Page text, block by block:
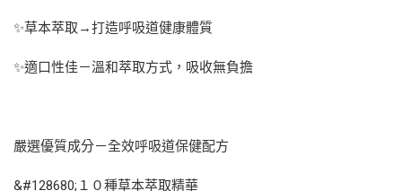
✨草本萃取→打造呼吸道健康體質
✨適口性佳－溫和萃取方式，吸收無負擔
嚴選優質成分－全效呼吸道保健配方
&#128680;１０種草本萃取精華